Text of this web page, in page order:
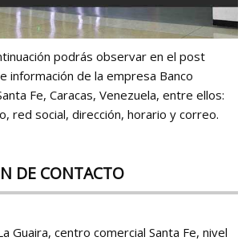
podrás observar en el post
información de la empresa Banco
Fe, Caracas, Venezuela, entre ellos:
red social, dirección, horario y correo.
DE CONTACTO
Guaira, centro comercial Santa Fe, nivel